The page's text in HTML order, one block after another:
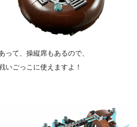
って、操縦席もあるので、
いごっこに使えますよ！